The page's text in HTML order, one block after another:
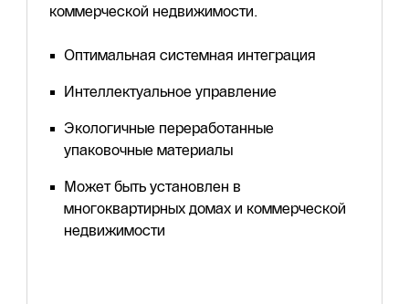
коммерческой недвижимости.
Оптимальная системная интеграция
Интеллектуальное управление
Экологичные переработанные
упаковочные материалы
Может быть установлен в
многоквартирных домах и коммерческой
недвижимости